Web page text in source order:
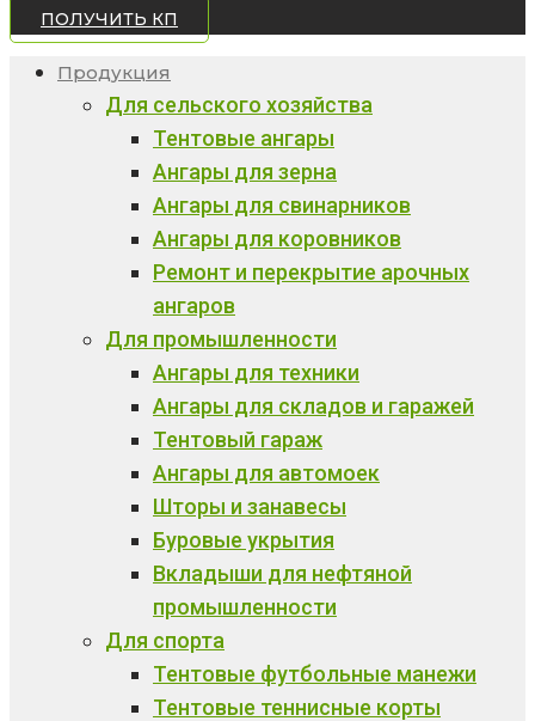
ПОЛУЧИТЬ КП
Продукция
Для сельского хозяйства
Тентовые ангары
Ангары для зерна
Ангары для свинарников
Ангары для коровников
Ремонт и перекрытие арочных
ангаров
Для промышленности
Ангары для техники
Ангары для складов и гаражей
Тентовый гараж
Ангары для автомоек
Шторы и занавесы
Буровые укрытия
Вкладыши для нефтяной
промышленности
Для спорта
Тентовые футбольные манежи
Тентовые теннисные корты